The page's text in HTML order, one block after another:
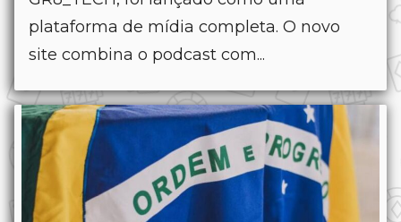
plataforma de mídia completa. O novo
site combina o podcast com...